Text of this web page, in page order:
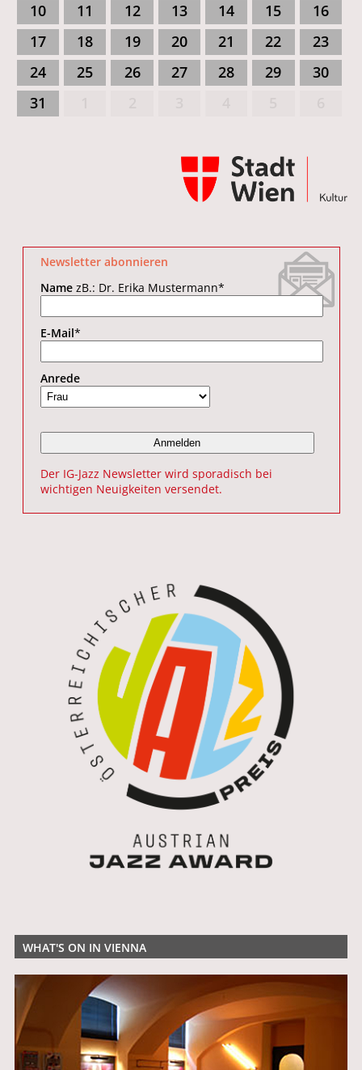
10
11 12 13 14 15
16
17
18 19 20 21 22
23
24
25 26 27 28 29
30
31
Newsletter abonnieren
NamezB.: Dr. Erika Mustermann*
E-Mail*
Anrede
Der IG-Jazz Newsletter wird sporadisch bei
wichtigen Neuigkeiten versendet.
WHAT'S ON IN VIENNA